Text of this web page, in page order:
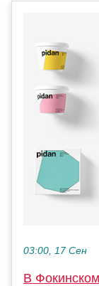
03:00, 17 Сен
В